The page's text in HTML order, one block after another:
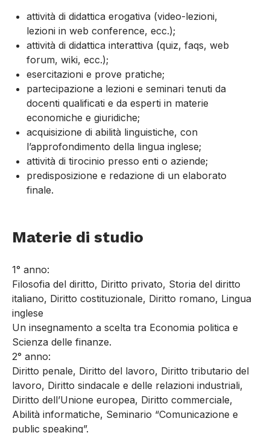
attività di didattica erogativa (video-lezioni,
lezioni in web conference, ecc.);
attività di didattica interattiva (quiz, faqs, web
forum, wiki, ecc.);
esercitazioni e prove pratiche;
partecipazione a lezioni e seminari tenuti da
docenti qualificati e da esperti in materie
economiche e giuridiche;
acquisizione di abilità linguistiche, con
l’approfondimento della lingua inglese;
attività di tirocinio presso enti o aziende;
predisposizione e redazione di un elaborato
finale.
Materie di studio
1° anno:
Filosofia del diritto, Diritto privato, Storia del diritto
italiano, Diritto costituzionale, Diritto romano, Lingua
inglese
Un insegnamento a scelta tra Economia politica e
Scienza delle finanze.
2° anno:
Diritto penale, Diritto del lavoro, Diritto tributario del
lavoro, Diritto sindacale e delle relazioni industriali,
Diritto dell’Unione europea, Diritto commerciale,
Abilità informatiche, Seminario “Comunicazione e
public speaking”.